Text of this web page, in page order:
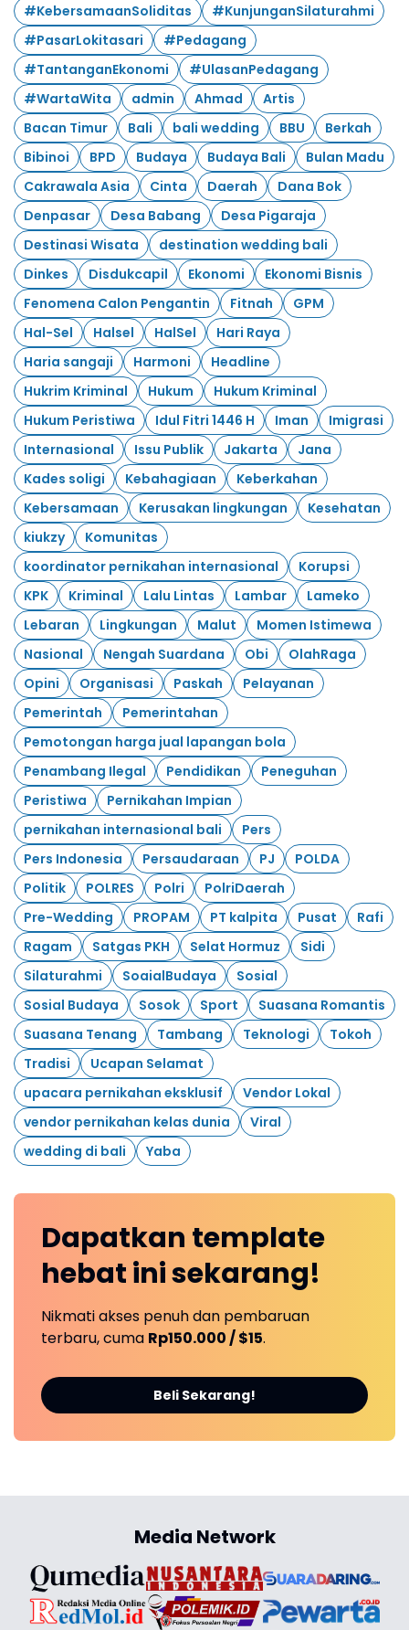
#KebersamaanSoliditas
#KunjunganSilaturahmi
#PasarLokitasari
#Pedagang
#TantanganEkonomi
#UlasanPedagang
#WartaWita
admin Ahmad
Artis
Bacan Timur
Bali bali wedding BBU
Berkah
Bibinoi
BPD Budaya Budaya Bali
Bulan Madu
Cakrawala Asia
Cinta Daerah
Dana Bok
Denpasar
Desa Babang
Desa Pigaraja
Destinasi Wisata
destination wedding bali
Dinkes
Disdukcapil Ekonomi
Ekonomi Bisnis
Fenomena Calon Pengantin
Fitnah
GPM
Hal-Sel
Halsel HalSel
Hari Raya
Haria sangaji
Harmoni
Headline
Hukrim Kriminal
Hukum
Hukum Kriminal
Hukum Peristiwa
Idul Fitri 1446 H Iman
Imigrasi
Internasional
Issu Publik Jakarta
Jana
Kades soligi
Kebahagiaan
Keberkahan
Kebersamaan
Kerusakan lingkungan
Kesehatan
kiukzy
Komunitas
koordinator pernikahan internasional
Korupsi
KPK
Kriminal Lalu Lintas Lambar
Lameko
Lebaran
Lingkungan Malut
Momen Istimewa
Nasional
Nengah Suardana Obi
OlahRaga
Opini
Organisasi Paskah
Pelayanan
Pemerintah
Pemerintahan
Pemotongan harga jual lapangan bola
Penambang Ilegal
Pendidikan
Peneguhan
Peristiwa
Pernikahan Impian
pernikahan internasional bali
Pers
Pers Indonesia
Persaudaraan PJ
POLDA
Politik
POLRES Polri
PolriDaerah
Pre-Wedding
PROPAM PT kalpita Pusat
Rafi
Ragam
Satgas PKH Selat Hormuz
Sidi
Silaturahmi
SoaialBudaya
Sosial
Sosial Budaya
Sosok Sport
Suasana Romantis
Suasana Tenang
Tambang Teknologi
Tokoh
Tradisi
Ucapan Selamat
upacara pernikahan eksklusif
Vendor Lokal
vendor pernikahan kelas dunia
Viral
wedding di bali
Yaba
Dapatkan template
hebat inisekarang!
Nikmati akses penuh dan pembaruan
terbaru, cuma Rp150.000 / $15.
Beli Sekarang!
Media Network